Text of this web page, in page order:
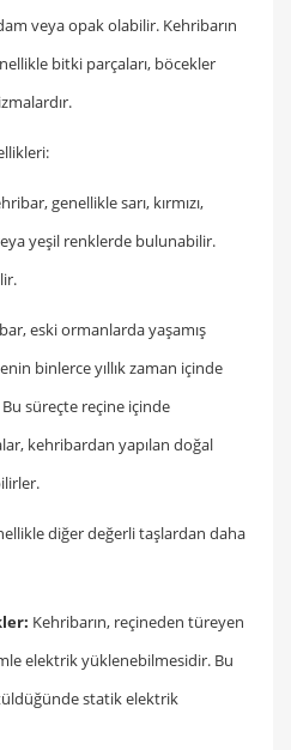
veya opak olabilir. Kehribarın
bitki parçaları, böcekler
genellikle sarı, kırmızı,
yeşil renklerde bulunabilir.
eski ormanlarda yaşamış
binlerce yıllık zaman içinde
süreçte reçine içinde
kehribardan yapılan doğal
diğer değerli taşlardan daha
Kehribarın, reçineden türeyen
elektrik yüklenebilmesidir. Bu
statik elektrik